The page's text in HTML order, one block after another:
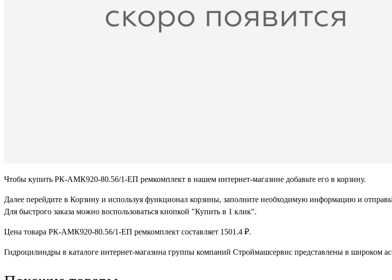
Чтобы купить РК-АМК920-80.56/1-ЕП ремкомплект в нашем интернет-магазине добавьте его в корзину.
Далее перейдите в Корзину и используя функционал корзины, заполните необходимую информацию и
Для быстрого заказа можно воспользоваться кнопкой "Купить в 1 клик".
Цена товара РК-АМК920-80.56/1-ЕП ремкомплект составляет 1501.4 ₽.
Гидроцилиндры в каталоге интернет-магазина группы компаний Строймашсервис представлены в широком